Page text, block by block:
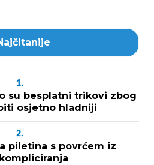
1.
su besplatni trikovi zbog
osjetno hladniji
2.
piletina s povrćem iz